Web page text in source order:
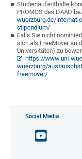
Studienaufenthalte
PROMOS des DAAD
wuerzburg.de/
stipendium/
Falls Sie nicht
sich als FreeMover an
Universitäten) zu
https://www.uni-
wuerzburg/
freemover/
Social Media